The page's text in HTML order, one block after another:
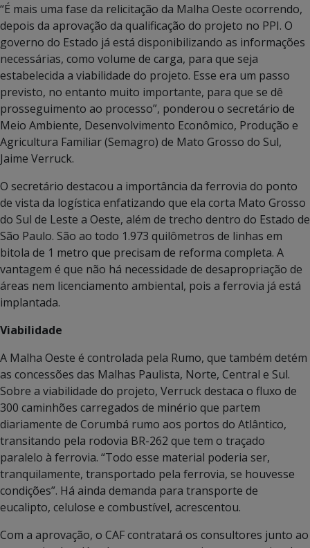
“É mais uma fase da relicitação da Malha Oeste ocorrendo,
depois da aprovação da qualificação do projeto no PPI. O
governo do Estado já está disponibilizando as informações
necessárias, como volume de carga, para que seja
estabelecida a viabilidade do projeto. Esse era um passo
previsto, no entanto muito importante, para que se dê
prosseguimento ao processo”, ponderou o secretário de
Meio Ambiente, Desenvolvimento Econômico, Produção e
Agricultura Familiar (Semagro) de Mato Grosso do Sul,
Jaime Verruck.
O secretário destacou a importância da ferrovia do ponto
de vista da logística enfatizando que ela corta Mato Grosso
do Sul de Leste a Oeste, além de trecho dentro do Estado de
São Paulo. São ao todo 1.973 quilômetros de linhas em
bitola de 1 metro que precisam de reforma completa. A
vantagem é que não há necessidade de desapropriação de
áreas nem licenciamento ambiental, pois a ferrovia já está
implantada.
Viabilidade
A Malha Oeste é controlada pela Rumo, que também detém
as concessões das Malhas Paulista, Norte, Central e Sul.
Sobre a viabilidade do projeto, Verruck destaca o fluxo de
300 caminhões carregados de minério que partem
diariamente de Corumbá rumo aos portos do Atlântico,
transitando pela rodovia BR-262 que tem o traçado
paralelo à ferrovia. “Todo esse material poderia ser,
tranquilamente, transportado pela ferrovia, se houvesse
condições”. Há ainda demanda para transporte de
eucalipto, celulose e combustível, acrescentou.
Com a aprovação, o CAF contratará os consultores junto ao